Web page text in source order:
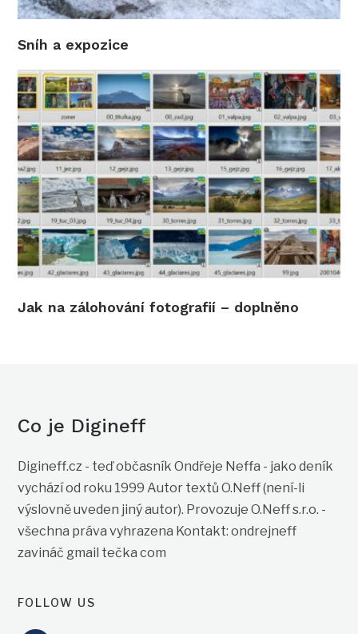
Sníh a expozice
Jak na zálohování fotografií – doplněno
Co je Digineff
Digineff.cz - teď občasník Ondřeje Neffa - jako deník
vychází od roku 1999 Autor textů O.Neff (není-li
výslovně uveden jiný autor). Provozuje O.Neff s.r.o. -
všechna práva vyhrazena Kontakt: ondrejneff
zavináč gmail tečka com
FOLLOW US